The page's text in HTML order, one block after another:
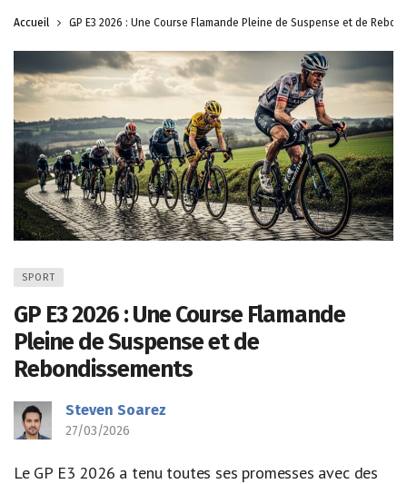
Accueil GP E3 2026 : Une Course Flamande Pleine de Suspense et de
SPORT
GP E3 2026 : Une Course Flamande
Pleine de Suspense et de
Rebondissements
Steven Soarez
27/03/2026
Le GP E3 2026 a tenu toutes ses promesses avec des